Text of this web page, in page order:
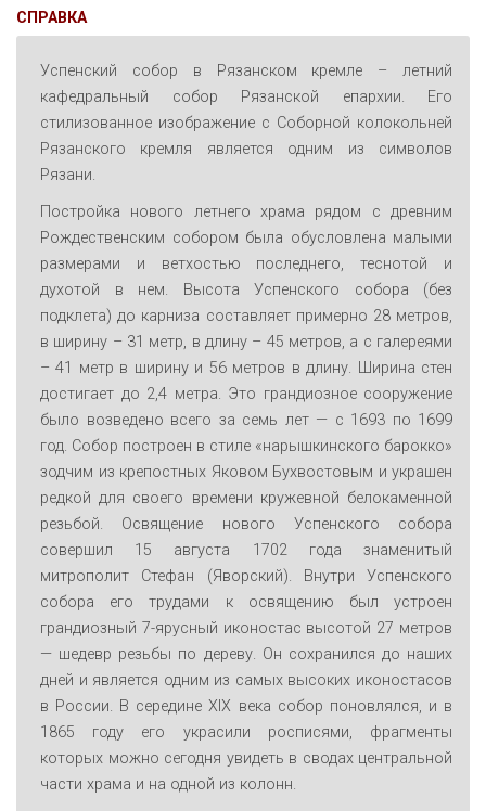
СПРАВКА
Успенский собор в Рязанском кремле – летний
кафедральный собор Рязанской епархии. Его
стилизованное изображение с Соборной колокольней
Рязанского кремля является одним из символов
Рязани.
Постройка нового летнего храма рядом с древним
Рождественским собором была обусловлена малыми
размерами и ветхостью последнего, теснотой и
духотой в нем. Высота Успенского собора (без
подклета) до карниза составляет примерно 28 метров,
в ширину – 31 метр, в длину – 45 метров, а с галереями
– 41 метр в ширину и 56 метров в длину. Ширина стен
достигает до 2,4 метра. Это грандиозное сооружение
было возведено всего за семь лет — с 1693 по 1699
год. Собор построен в стиле «нарышкинского барокко»
зодчим из крепостных Яковом Бухвостовым и украшен
редкой для своего времени кружевной белокаменной
резьбой. Освящение нового Успенского собора
совершил 15 августа 1702 года знаменитый
митрополит Стефан (Яворский). Внутри Успенского
собора его трудами к освящению был устроен
грандиозный 7-ярусный иконостас высотой 27 метров
— шедевр резьбы по дереву. Он сохранился до наших
дней и является одним из самых высоких иконостасов
в России. В середине XIX века собор поновлялся, и в
1865 году его украсили росписями, фрагменты
которых можно сегодня увидеть в сводах центральной
части храма и на одной из колонн.